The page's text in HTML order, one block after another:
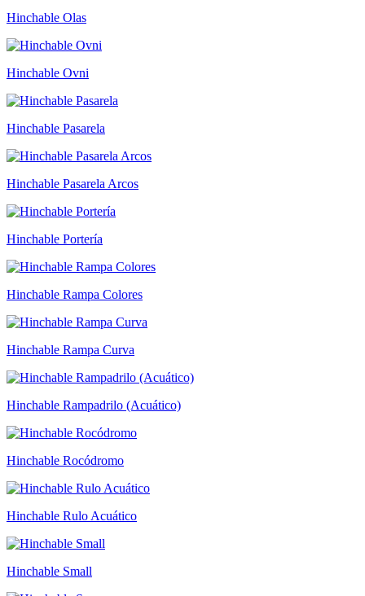
Hinchable Olas
Hinchable Ovni
Hinchable Pasarela
Hinchable Pasarela Arcos
Hinchable Portería
Hinchable Rampa Colores
Hinchable Rampa Curva
Hinchable Rampadrilo (Acuático)
Hinchable Rocódromo
Hinchable Rulo Acuático
Hinchable Small